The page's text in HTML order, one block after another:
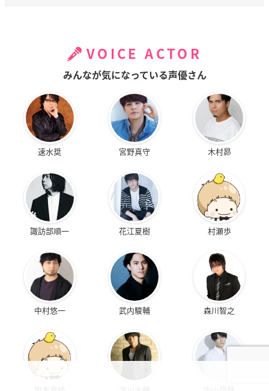
VOICE ACTOR
みんなが気になっている声優さん
速水奨 宮野真守 木村昴
諏訪部順一 花江夏樹 村瀬歩
中村悠一 武内駿輔 森川智之